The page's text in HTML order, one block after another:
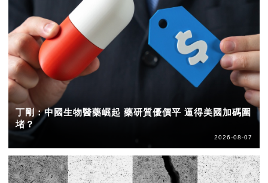
丁剛：中國生物醫藥崛起 藥研質優價平 逼得美國加碼圍
堵？
2026-08-07